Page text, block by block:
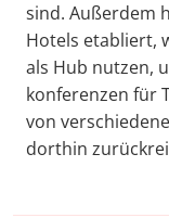
sind. Außerdem
Hotels etabliert,
als Hub nutzen,
konferenzen für
von
dorthin